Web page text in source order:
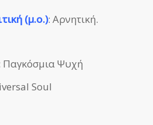
(μ.ο.): Αρνητική.
Παγκόσμια Ψυχή
Soul